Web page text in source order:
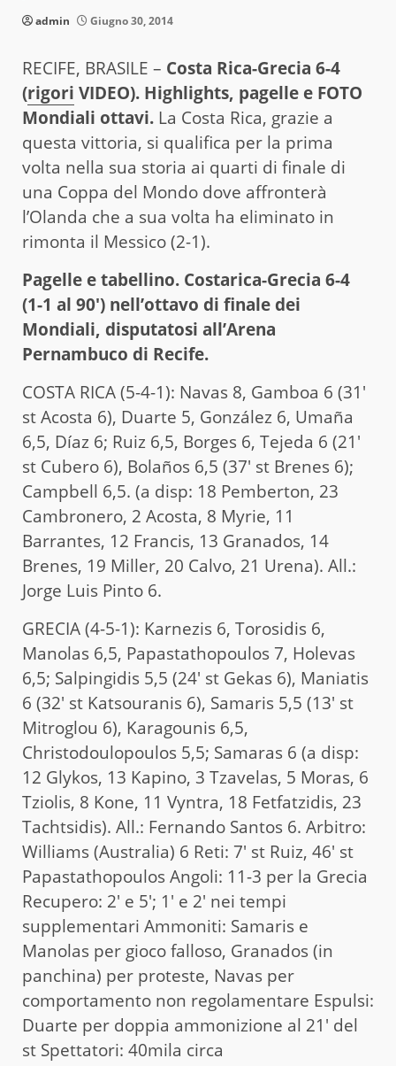
admin Giugno 30, 2014
RECIFE, BRASILE – Costa Rica-Grecia 6-4
(rigori VIDEO). Highlights, pagelle e FOTO
Mondiali ottavi. La Costa Rica, grazie a
questa vittoria, si qualifica per la prima
volta nella sua storia ai quarti di finale di
una Coppa del Mondo dove affronterà
l’Olanda che a sua volta ha eliminato in
rimonta il Messico (2-1).
Pagelle e tabellino. Costarica-Grecia 6-4
(1-1 al 90′) nell’ottavo di finale dei
Mondiali, disputatosi all’Arena
Pernambuco di Recife.
COSTA RICA (5-4-1): Navas 8, Gamboa 6 (31′
st Acosta 6), Duarte 5, González 6, Umaña
6,5, Díaz 6; Ruiz 6,5, Borges 6, Tejeda 6 (21′
st Cubero 6), Bolaños 6,5 (37′ st Brenes 6);
Campbell 6,5. (a disp: 18 Pemberton, 23
Cambronero, 2 Acosta, 8 Myrie, 11
Barrantes, 12 Francis, 13 Granados, 14
Brenes, 19 Miller, 20 Calvo, 21 Urena). All.:
Jorge Luis Pinto 6.
GRECIA (4-5-1): Karnezis 6, Torosidis 6,
Manolas 6,5, Papastathopoulos 7, Holevas
6,5; Salpingidis 5,5 (24′ st Gekas 6), Maniatis
6 (32′ st Katsouranis 6), Samaris 5,5 (13′ st
Mitroglou 6), Karagounis 6,5,
Christodoulopoulos 5,5; Samaras 6 (a disp:
12 Glykos, 13 Kapino, 3 Tzavelas, 5 Moras, 6
Tziolis, 8 Kone, 11 Vyntra, 18 Fetfatzidis, 23
Tachtsidis). All.: Fernando Santos 6. Arbitro:
Williams (Australia) 6 Reti: 7′ st Ruiz, 46′ st
Papastathopoulos Angoli: 11-3 per la Grecia
Recupero: 2′ e 5′; 1′ e 2′ nei tempi
supplementari Ammoniti: Samaris e
Manolas per gioco falloso, Granados (in
panchina) per proteste, Navas per
comportamento non regolamentare Espulsi:
Duarte per doppia ammonizione al 21′ del
st Spettatori: 40mila circa